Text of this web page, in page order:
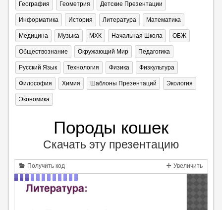
География Геометрия Детские Презентации
Информатика История Литература Математика
Медицина Музыка МХК Начальная Школа ОБЖ
Обществознание Окружающий Мир Педагогика
Русский Язык Технология Физика Физкультура
Философия Химия Шаблоны Презентаций Экология
Экономика
Породы кошек
Скачать эту презентацию
Получить код Увеличить